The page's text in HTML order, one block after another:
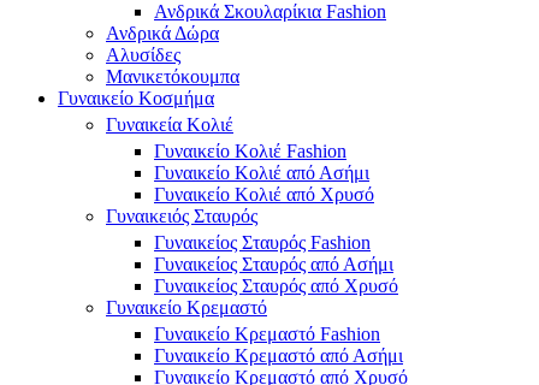
Ανδρικά Σκουλαρίκια Fashion
Ανδρικά Δώρα
Αλυσίδες
Μανικετόκουμπα
Γυναικείο Κοσμήμα
Γυναικεία Κολιέ
Γυναικείο Κολιέ Fashion
Γυναικείο Κολιέ από Ασήμι
Γυναικείο Κολιέ από Χρυσό
Γυναικειός Σταυρός
Γυναικείος Σταυρός Fashion
Γυναικείος Σταυρός από Ασήμι
Γυναικείος Σταυρός από Χρυσό
Γυναικείο Κρεμαστό
Γυναικείο Κρεμαστό Fashion
Γυναικείο Κρεμαστό από Ασήμι
Γυναικείο Κρεμαστό από Χρυσό